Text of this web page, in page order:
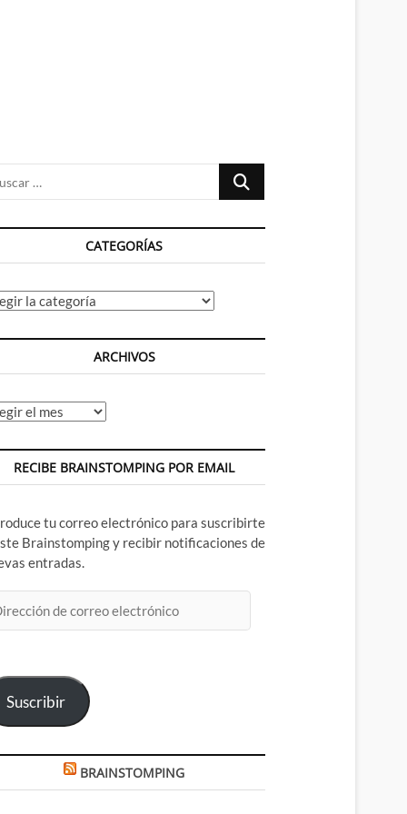
Buscar
CATEGORÍAS
ARCHIVOS
RECIBE BRAINSTOMPING POR EMAIL
tu correo electrónico para suscribirte
Brainstomping y recibir notificaciones de
entradas.
Suscribir
BRAINSTOMPING